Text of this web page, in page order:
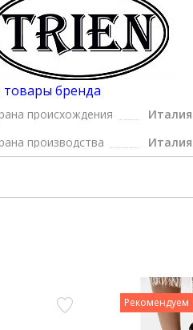
товары бренда
происхождения
Италия
производства
Италия
Рекомендуем